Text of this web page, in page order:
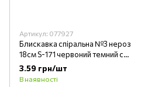
Артикул: 077927
Блискавка спіральна №3 нероз
18см S-171 червоний темний с
кордом SBS
3.59 грн/шт
В наявності